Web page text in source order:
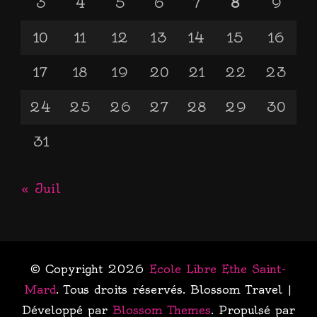
10 11 12 13 14 15 16
17 18 19 20 21 22 23
24 25 26 27 28 29 30
31
« Juil
© Copyright 2026 Ecole Libre Ethe Saint-
Mard. Tous droits réservés. Blossom Travel |
Développé par Blossom Themes. Propulsé par